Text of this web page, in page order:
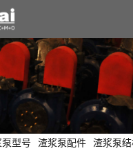
型号 渣浆泵配件 渣浆泵